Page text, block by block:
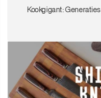
Onderhoud & tips
Scherpte behouden
:
onderhoud
Opslag: Bewaar in een
de luxe doos
Kookgigant: Generaties